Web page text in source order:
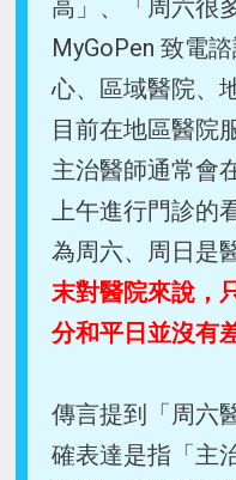
高」、「周六很
MyGoPen 致電
心、區域醫院、
目前在地區醫院
主治醫師通常會
上午進行門診的
為周六、周日是
末對醫院來說，
分和平日並沒有
傳言提到「周六
確表達是指「主